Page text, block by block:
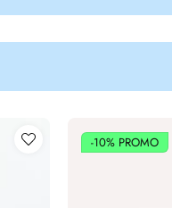
-10% PROMO